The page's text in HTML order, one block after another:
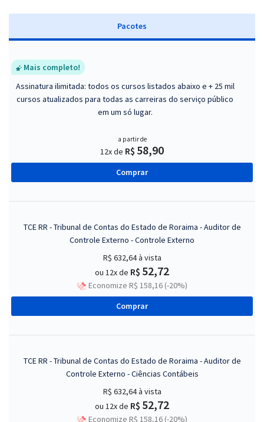
Pacotes
Mais completo!
Assinatura ilimitada: todos os cursos listados abaixo e + 25 mil
cursos atualizados para todas as carreiras do serviço público
em um só lugar.
a partir de
12x de R$ 58,90
Comprar
TCE RR - Tribunal de Contas do Estado de Roraima - Auditor de
Controle Externo - Controle Externo
R$ 632,64à vista
ou 12x de R$ 52,72
Economize R$ 158,16 (-20%)
Comprar
TCE RR - Tribunal de Contas do Estado de Roraima - Auditor de
Controle Externo - Ciências Contábeis
R$ 632,64à vista
ou 12x de R$ 52,72
Economize R$ 158,16 (-20%)